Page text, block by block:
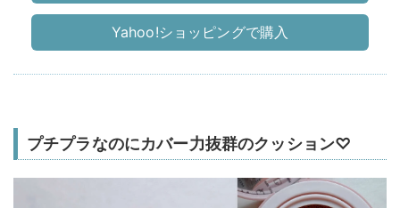
Yahoo!ショッピングで購入
プチプラなのにカバー力抜群のクッション♡